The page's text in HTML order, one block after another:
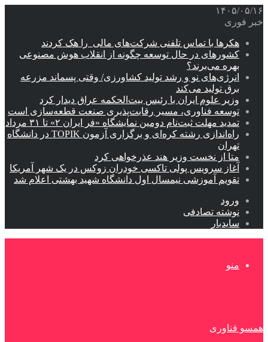
۱۴۰۵/۰۵/۱۶
خبر فوری
هکرها با تماس تلفنی شرکت‌های مالی را هک کردند
کشورهای در حال توسعه چگونه از انقلاب هوش مصنوعی
بهره می‌برند؟
انرژی‌های نو و رشد تولید کشاورزی/ وقتی پسماند مزرعه‌
برق تولید می‌کند
وزیر علوم ایران با رئیس بیت‌الحکمه عراق دیدار کرد
توسعه فناوری، مسیر رقابت‌پذیری صنعت قطعه‌سازی است
تمدید مهلت ثبت‌نام دومین نمایشگاه «فر ایران ۲» تا ۳۱ مرداد
راه‌اندازی رشته کره‌ای و برگزاری آزمون TOPIK در دانشگاه
تهران
متا از نخست وزیر هند عذرخواهی کرد
آغاز سرویس پولی تاکسی خودران زوکس در یک شهر آمریکا
تقویم آموزشی نیمسال اول دانشگاه شهید بهشتی اعلام شد
ورود
نوشته تصادفی
سایدبار
منو
همسو فناوری